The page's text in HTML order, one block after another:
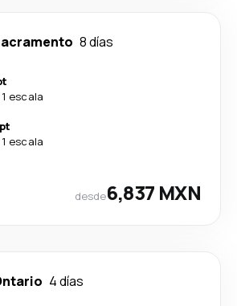
8 días
1 escala
1 escala
desde6,837 MXN
4 días